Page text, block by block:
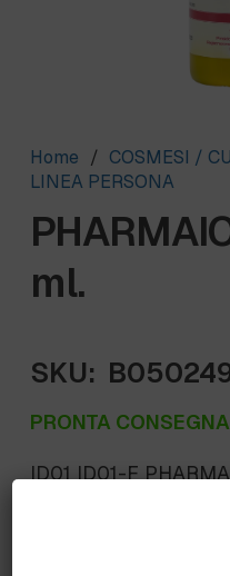
Home / COSMESI /
LINEA PERSONA
ml.
SKU:
PRONTA CONSEGNA
ID01 ID01-F